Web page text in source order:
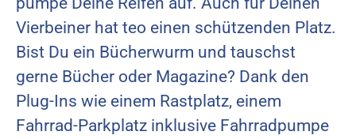
Vierbeiner hat teo einen schützenden Platz.
Bist Du ein Bücherwurm und tauschst
gerne Bücher oder Magazine? Dank den
Plug-Ins wie einem Rastplatz, einem
Fahrrad-Parkplatz inklusive Fahrradpumpe